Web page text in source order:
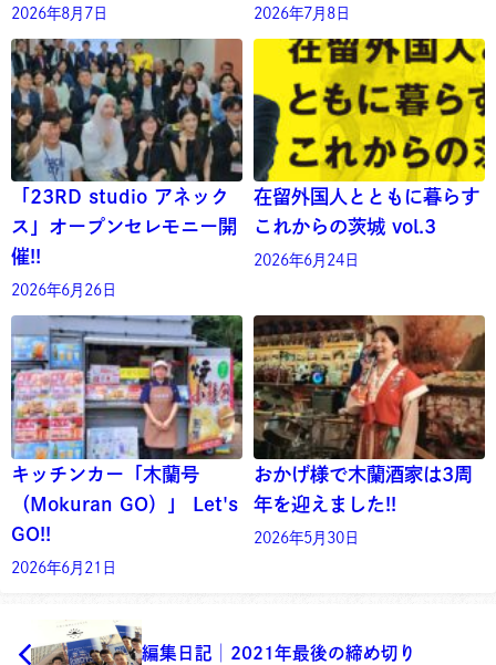
2026年8月7日 2026年7月8日
「23RD studio アネック
ス」オープンセレモニー開
催!!
2026年6月26日
在留外国人とともに暮らす
これからの茨城 vol.3
2026年6月24日
キッチンカー「木蘭号
（Mokuran GO）」 Let's
GO!!
2026年6月21日
おかげ様で木蘭酒家は3周
年を迎えました!!
2026年5月30日
編集日記│2021年最後の締め切り